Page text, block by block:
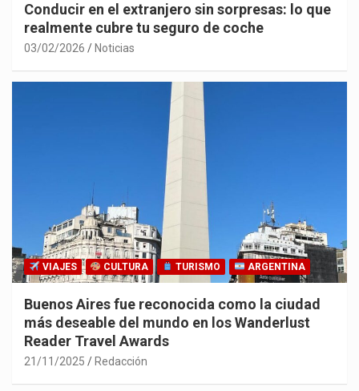
Conducir en el extranjero sin sorpresas: lo que
realmente cubre tu seguro de coche
03/02/2026 Noticias
VIAJES CULTURA TURISMO ARGENTINA
Buenos Aires fue reconocida como la ciudad
más deseable del mundo en los Wanderlust
Reader Travel Awards
21/11/2025 Redacción